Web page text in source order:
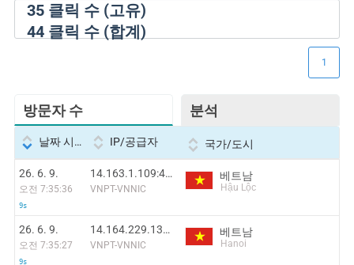
35클릭 수 (고유)
44클릭 수 (합계)
방문자 수 분석
1
날짜 시간 IP/공급자 국가/도시
26. 6. 9.
오전 7:35:36
9s
14.163.1.109:46991
VNPT-VNNIC
베트남
Hậu Lộc
26. 6. 9.
오전 7:35:27
9s
14.164.229.134:57494
VNPT-VNNIC
베트남
Hanoi